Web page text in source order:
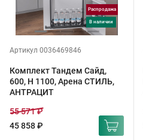
Распродажа
в наличии
Артикул 0036469846
Комплект Тандем Сайд,
600, H 1100, Арена СТИЛЬ,
АНТРАЦИТ
45 858 ₽
55 571 ₽